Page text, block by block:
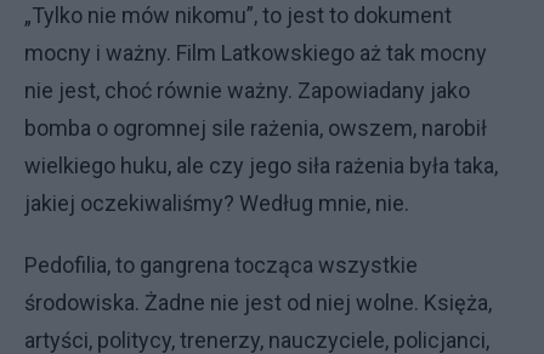
„Tylko nie mów nikomu”, to jest to dokument
mocny i ważny. Film Latkowskiego aż tak mocny
nie jest, choć równie ważny. Zapowiadany jako
bomba o ogromnej sile rażenia, owszem, narobił
wielkiego huku, ale czy jego siła rażenia była taka,
jakiej oczekiwaliśmy? Według mnie, nie.
Pedofilia, to gangrena tocząca wszystkie
środowiska. Żadne nie jest od niej wolne. Księża,
artyści, politycy, trenerzy, nauczyciele, policjanci,